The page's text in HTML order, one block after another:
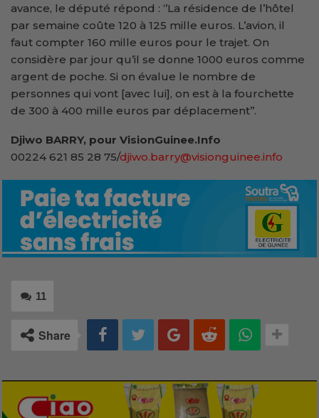
avance, le député répond : ‘’La résidence de l’hôtel
par semaine coûte 120 à 125 mille euros. L’avion, il
faut compter 160 mille euros pour le trajet. On
considère par jour qu’il se donne 1000 euros comme
argent de poche. Si on évalue le nombre de
personnes qui vont [avec lui], on est à la fourchette
de 300 à 400 mille euros par déplacement’’.
Djiwo BARRY, pour VisionGuinee.Info
00224 621 85 28 75/djiwo.barry@visionguinee.info
11
Share